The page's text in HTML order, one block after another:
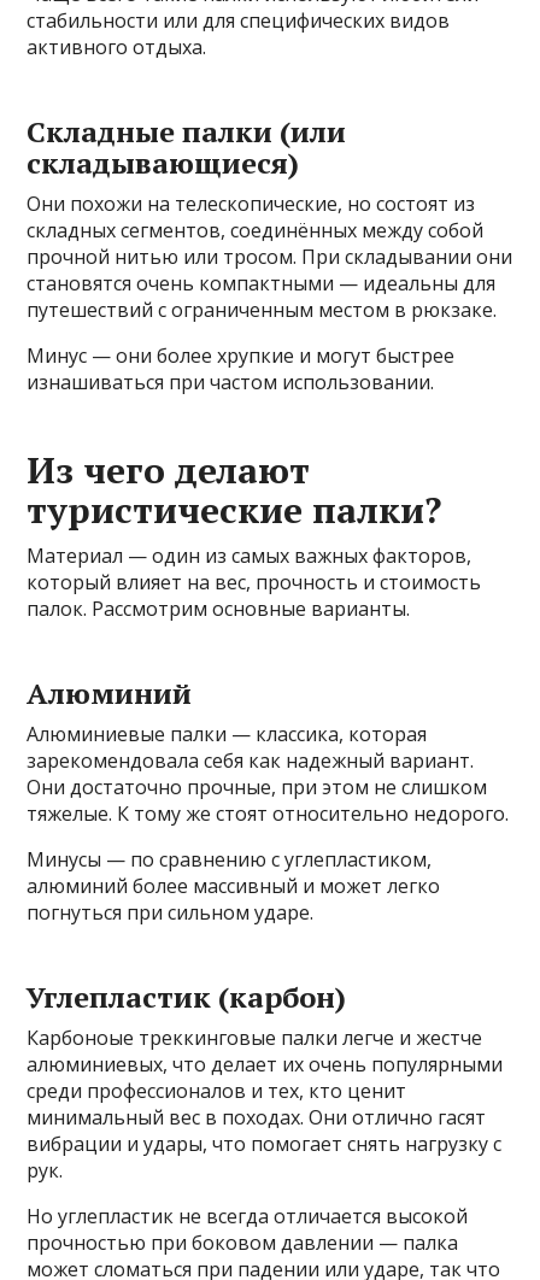
стабильности или для специфических видов
активного отдыха.
Складные палки (или
складывающиеся)
Они похожи на телескопические, но состоят из
складных сегментов, соединённых между собой
прочной нитью или тросом. При складывании они
становятся очень компактными — идеальны для
путешествий с ограниченным местом в рюкзаке.
Минус — они более хрупкие и могут быстрее
изнашиваться при частом использовании.
Из чего делают
туристические палки?
Материал — один из самых важных факторов,
который влияет на вес, прочность и стоимость
палок. Рассмотрим основные варианты.
Алюминий
Алюминиевые палки — классика, которая
зарекомендовала себя как надежный вариант.
Они достаточно прочные, при этом не слишком
тяжелые. К тому же стоят относительно недорого.
Минусы — по сравнению с углепластиком,
алюминий более массивный и может легко
погнуться при сильном ударе.
Углепластик (карбон)
Карбоноые треккинговые палки легче и жестче
алюминиевых, что делает их очень популярными
среди профессионалов и тех, кто ценит
минимальный вес в походах. Они отлично гасят
вибрации и удары, что помогает снять нагрузку с
рук.
Но углепластик не всегда отличается высокой
прочностью при боковом давлении — палка
может сломаться при падении или ударе, так что